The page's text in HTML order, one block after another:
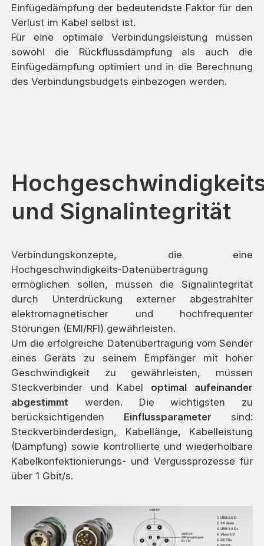
Einfügedämpfung der bedeutendste Faktor für den
Verlust im Kabel selbst ist.
Für eine optimale Verbindungsleistung müssen
sowohl die Rückflussdämpfung als auch die
Einfügedämpfung optimiert und in die Berechnung
des Verbindungsbudgets einbezogen werden.
und Signalintegrität
Verbindungskonzepte, die eine
Hochgeschwindigkeits-Datenübertragung
ermöglichen sollen, müssen die Signalintegrität
durch Unterdrückung externer abgestrahlter
elektromagnetischer und hochfrequenter
Störungen (EMI/RFI) gewährleisten.
Um die erfolgreiche Datenübertragung vom Sender
eines Geräts zu seinem Empfänger mit hoher
Geschwindigkeit zu gewährleisten, müssen
Steckverbinder und Kabel optimal aufeinander
abgestimmt werden. Die wichtigsten zu
berücksichtigenden Einflussparameter sind:
Steckverbinderdesign, Kabellänge, Kabelleistung
(Dämpfung) sowie kontrollierte und wiederholbare
Kabelkonfektionierungs- und Vergussprozesse für
über 1 Gbit/s.